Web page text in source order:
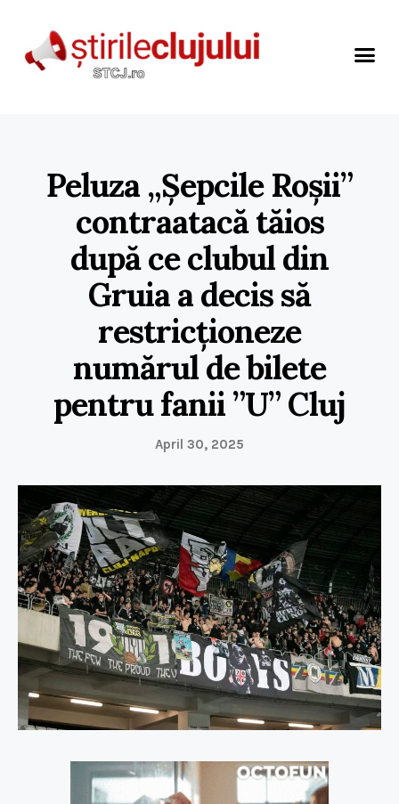
Peluza „Șepcile Roșii”
contraatacă tăios
după ce clubul din
Gruia a decis să
restricționeze
numărul de bilete
pentru fanii ”U” Cluj
April 30, 2025